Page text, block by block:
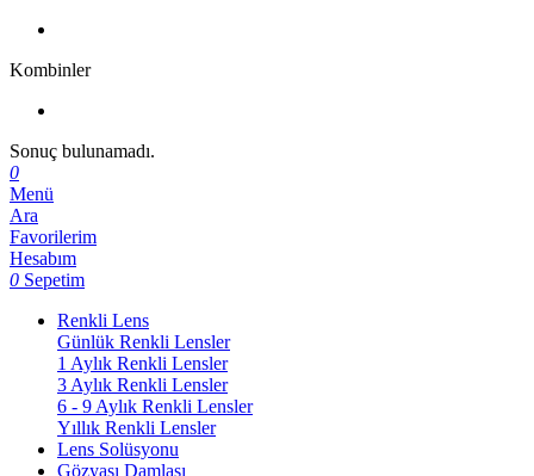
Kombinler
Sonuç bulunamadı.
0
Menü
Ara
Favorilerim
Hesabım
0 Sepetim
Renkli Lens
Günlük Renkli Lensler
1 Aylık Renkli Lensler
3 Aylık Renkli Lensler
6 - 9 Aylık Renkli Lensler
Yıllık Renkli Lensler
Lens Solüsyonu
Gözyaşı Damlası